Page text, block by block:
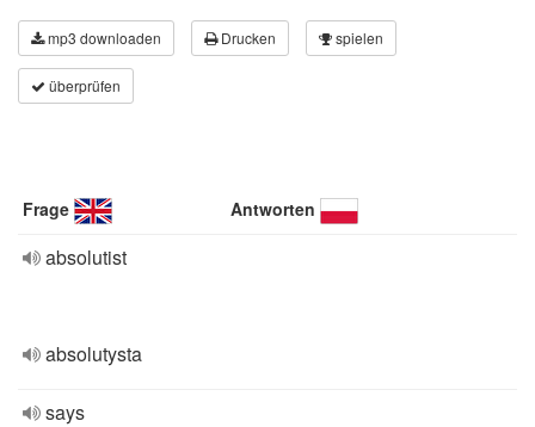
mp3 downloaden Drucken spielen
überprüfen
Frage Antworten
absolutist
absolutysta
says